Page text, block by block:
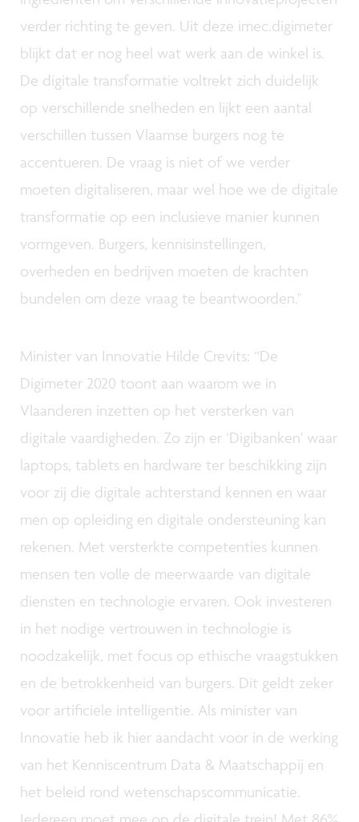
verder richting te geven. Uit deze imec.digimeter
blijkt dat er nog heel wat werk aan de winkel is.
De digitale transformatie voltrekt zich duidelijk
op verschillende snelheden en lijkt een aantal
verschillen tussen Vlaamse burgers nog te
accentueren. De vraag is niet of we verder
moeten digitaliseren, maar wel hoe we de digitale
transformatie op een inclusieve manier kunnen
vormgeven. Burgers, kennisinstellingen,
overheden en bedrijven moeten de krachten
bundelen om deze vraag te beantwoorden."
Minister van Innovatie Hilde Crevits: “De
Digimeter 2020 toont aan waarom we in
Vlaanderen inzetten op het versterken van
digitale vaardigheden. Zo zijn er ‘Digibanken' waar
laptops, tablets en hardware ter beschikking zijn
voor zij die digitale achterstand kennen en waar
men op opleiding en digitale ondersteuning kan
rekenen. Met versterkte competenties kunnen
mensen ten volle de meerwaarde van digitale
diensten en technologie ervaren. Ook investeren
in het nodige vertrouwen in technologie is
noodzakelijk, met focus op ethische vraagstukken
en de betrokkenheid van burgers. Dit geldt zeker
voor artificiële intelligentie. Als minister van
Innovatie heb ik hier aandacht voor in de werking
van het Kenniscentrum Data & Maatschappij en
het beleid rond wetenschapscommunicatie.